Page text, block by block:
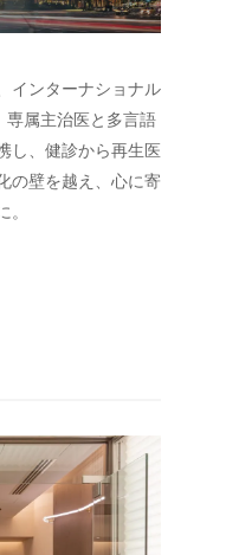
インターナショナル
属主治医と多言語
し、健診から再生医
の壁を越え、心に寄